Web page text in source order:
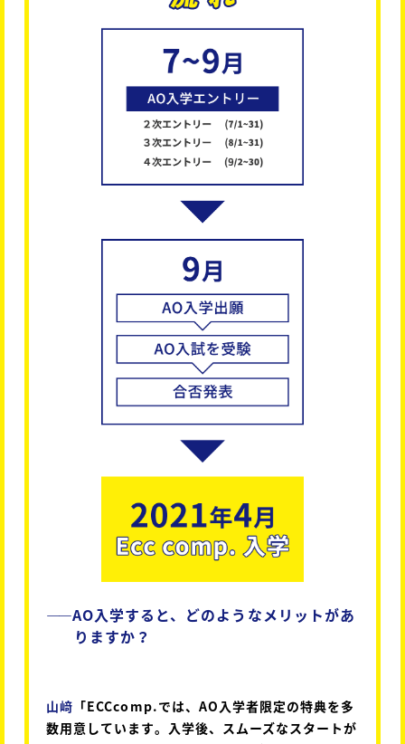
――AO入学すると、どのようなメリットがあ
りますか？
山﨑 「ECCcomp.では、AO入学者限定の特典を多
数用意しています。入学後、スムーズなスタートが